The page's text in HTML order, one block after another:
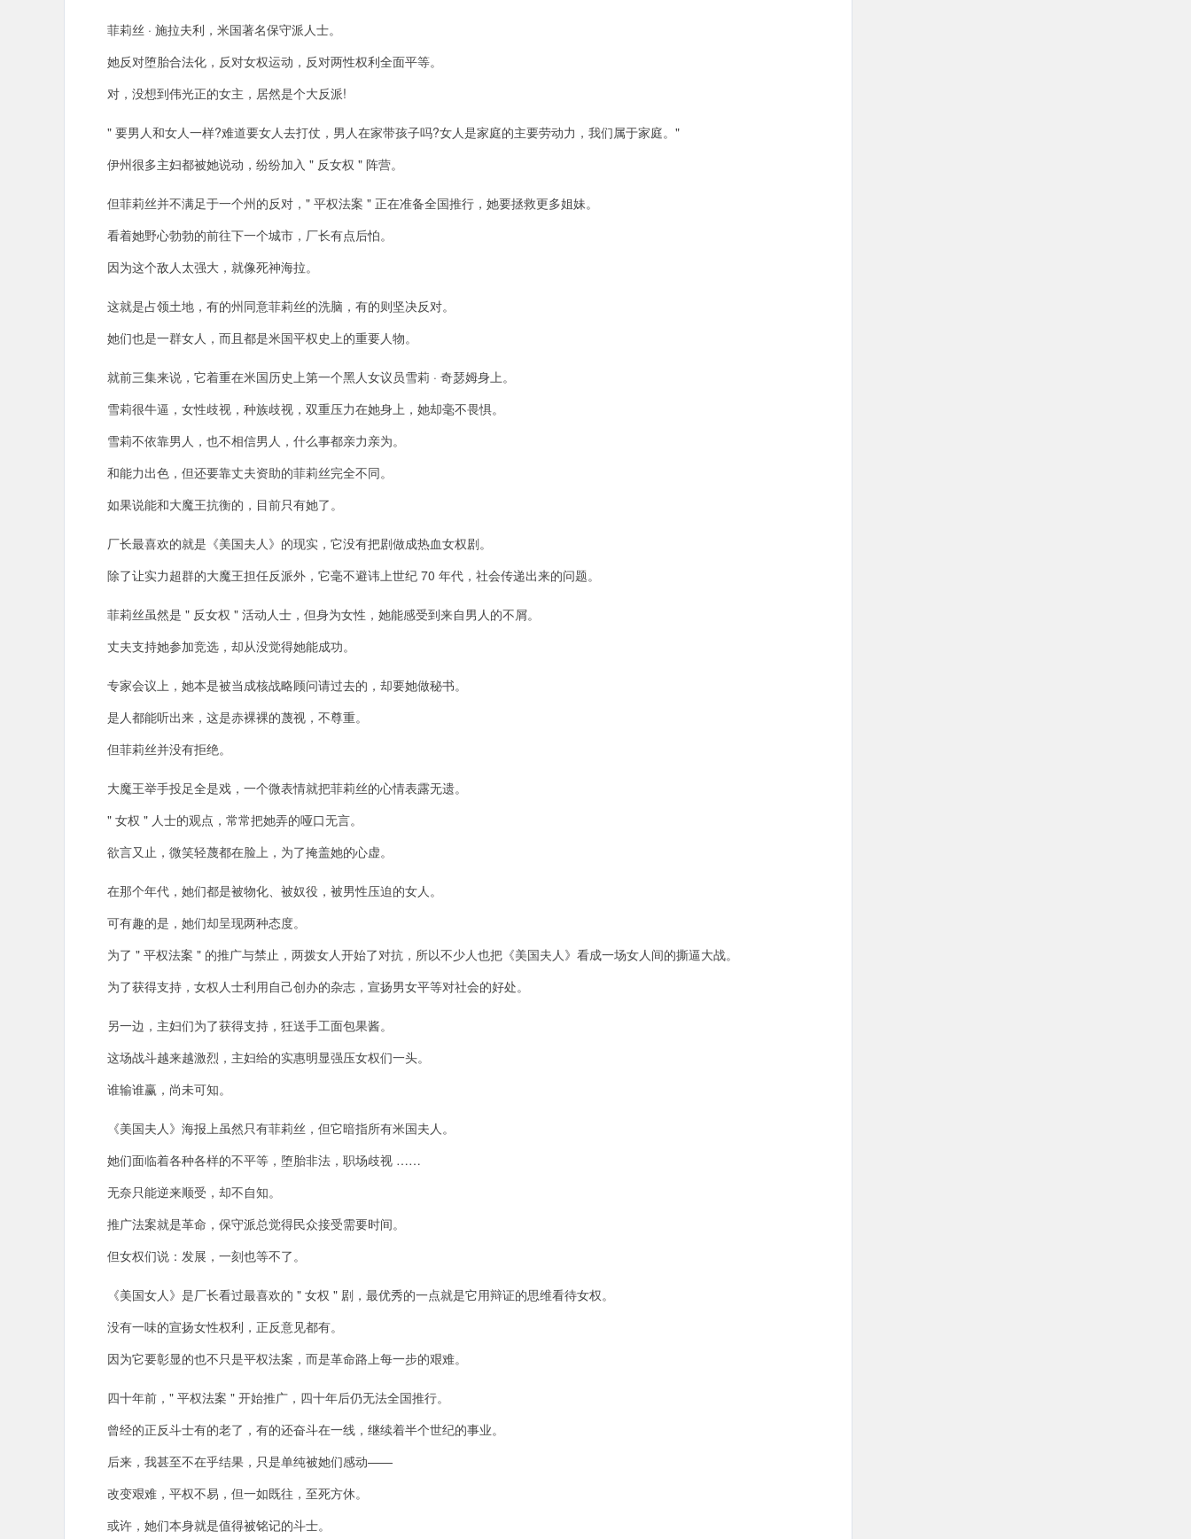
菲莉丝 · 施拉夫利，米国著名保守派人士。
她反对堕胎合法化，反对女权运动，反对两性权利全面平等。
对，没想到伟光正的女主，居然是个大反派!
" 要男人和女人一样?难道要女人去打仗，男人在家带孩子吗?女人是家庭的主要劳动力，我们属于家庭。"
伊州很多主妇都被她说动，纷纷加入 " 反女权 " 阵营。
但菲莉丝并不满足于一个州的反对，" 平权法案 " 正在准备全国推行，她要拯救更多姐妹。
看着她野心勃勃的前往下一个城市，厂长有点后怕。
因为这个敌人太强大，就像死神海拉。
这就是占领土地，有的州同意菲莉丝的洗脑，有的则坚决反对。
她们也是一群女人，而且都是米国平权史上的重要人物。
就前三集来说，它着重在米国历史上第一个黑人女议员雪莉 · 奇瑟姆身上。
雪莉很牛逼，女性歧视，种族歧视，双重压力在她身上，她却毫不畏惧。
雪莉不依靠男人，也不相信男人，什么事都亲力亲为。
和能力出色，但还要靠丈夫资助的菲莉丝完全不同。
如果说能和大魔王抗衡的，目前只有她了。
厂长最喜欢的就是《美国夫人》的现实，它没有把剧做成热血女权剧。
除了让实力超群的大魔王担任反派外，它毫不避讳上世纪 70 年代，社会传递出来的问题。
菲莉丝虽然是 " 反女权 " 活动人士，但身为女性，她能感受到来自男人的不屑。
丈夫支持她参加竞选，却从没觉得她能成功。
专家会议上，她本是被当成核战略顾问请过去的，却要她做秘书。
是人都能听出来，这是赤裸裸的蔑视，不尊重。
但菲莉丝并没有拒绝。
大魔王举手投足全是戏，一个微表情就把菲莉丝的心情表露无遗。
" 女权 " 人士的观点，常常把她弄的哑口无言。
欲言又止，微笑轻蔑都在脸上，为了掩盖她的心虚。
在那个年代，她们都是被物化、被奴役，被男性压迫的女人。
可有趣的是，她们却呈现两种态度。
为了 " 平权法案 " 的推广与禁止，两拨女人开始了对抗，所以不少人也把《美国夫人》看成一场女人间的撕逼大战。
为了获得支持，女权人士利用自己创办的杂志，宣扬男女平等对社会的好处。
另一边，主妇们为了获得支持，狂送手工面包果酱。
这场战斗越来越激烈，主妇给的实惠明显强压女权们一头。
谁输谁赢，尚未可知。
《美国夫人》海报上虽然只有菲莉丝，但它暗指所有米国夫人。
她们面临着各种各样的不平等，堕胎非法，职场歧视 ……
无奈只能逆来顺受，却不自知。
推广法案就是革命，保守派总觉得民众接受需要时间。
但女权们说：发展，一刻也等不了。
《美国女人》是厂长看过最喜欢的 " 女权 " 剧，最优秀的一点就是它用辩证的思维看待女权。
没有一味的宣扬女性权利，正反意见都有。
因为它要彰显的也不只是平权法案，而是革命路上每一步的艰难。
四十年前，" 平权法案 " 开始推广，四十年后仍无法全国推行。
曾经的正反斗士有的老了，有的还奋斗在一线，继续着半个世纪的事业。
后来，我甚至不在乎结果，只是单纯被她们感动——
改变艰难，平权不易，但一如既往，至死方休。
或许，她们本身就是值得被铭记的斗士。